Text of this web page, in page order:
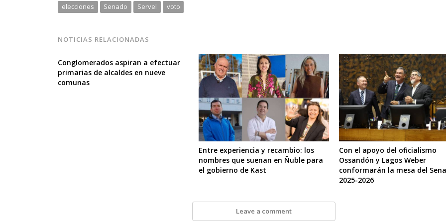
elecciones Senado Servel voto
NOTICIAS RELACIONADAS
Conglomerados aspiran a efectuar
primarias de alcaldes en nueve
comunas
Entre experiencia y recambio: los
nombres que suenan en Ñuble para
el gobierno de Kast
Con el apoyo del oficialismo
Ossandón y Lagos Weber
conformarán la mesa del
2025-2026
Leave a comment